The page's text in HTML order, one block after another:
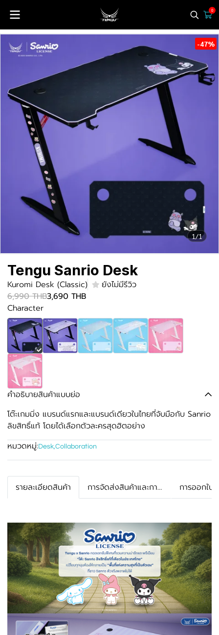
0
1/1
-47%
Tengu Sanrio Desk
Kuromi Desk (Classic)
ยังไม่มีรีวิว
6,990 THB3,690 THB
Character
คำอธิบายสินค้าแบบย่อ
โต๊ะเกมมิ่ง แบรนด์แรกและแบรนด์เดียวในไทยที่จับมือกับ Sanrio
ลิขสิทธิ์แท้ โดยได้เลือกตัวละครสุดฮิตอย่าง
หมวดหมู่: Desk,Collaboration
รายละเอียดสินค้า การจัดส่งสินค้าและการรับประกัน การออกใบ